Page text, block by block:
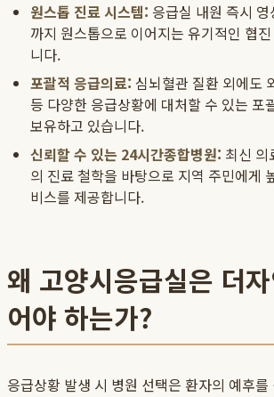
원스톱 진료 시스템: 응급실 내원 즉시
까지 원스톱으로 이어지는 유기적인 협
니다.
포괄적 응급의료: 심뇌혈관 질환 외에도
등 다양한 응급상황에 대처할 수 있는 포
보유하고 있습니다.
신뢰할 수 있는 24시간종합병원: 최신 의
의 진료 철학을 바탕으로 지역 주민에게
비스를 제공합니다.
왜 고양시응급실은 더
어야 하는가?
응급상황 발생 시 병원 선택은 환자의 예후